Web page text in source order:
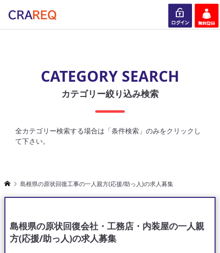
CATEGORY SEARCH
カテゴリー絞り込み検索
全カテゴリー検索する場合は「条件検索」のみをクリックし
て下さい。
島根県の原状回復工事の一人親方(応援/助っ人)の求人募集
島根県の原状回復会社・工務店・内装屋の一人親
方(応援/助っ人)の求人募集